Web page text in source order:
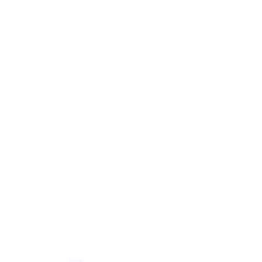
药、家用电器等各个领域。2020年，我们又建造了一座新工